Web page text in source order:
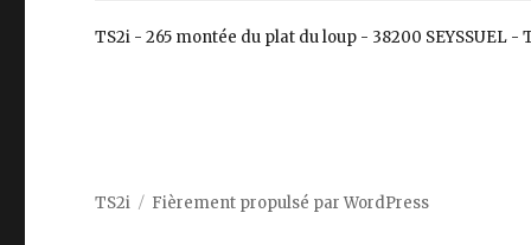
TS2i - 265 montée du plat du loup - 38200 SEYSSUEL -
TS2i Fièrement propulsé par WordPress